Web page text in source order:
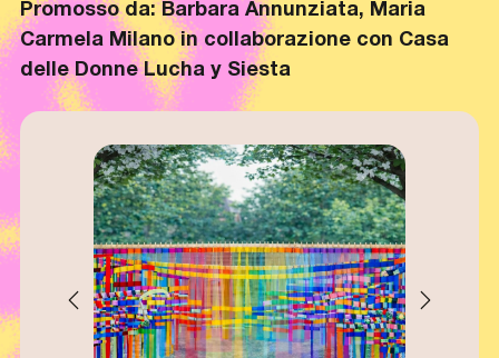
Promosso da: Barbara Annunziata, Maria
Carmela Milano in collaborazione con Casa
delle Donne Lucha y Siesta